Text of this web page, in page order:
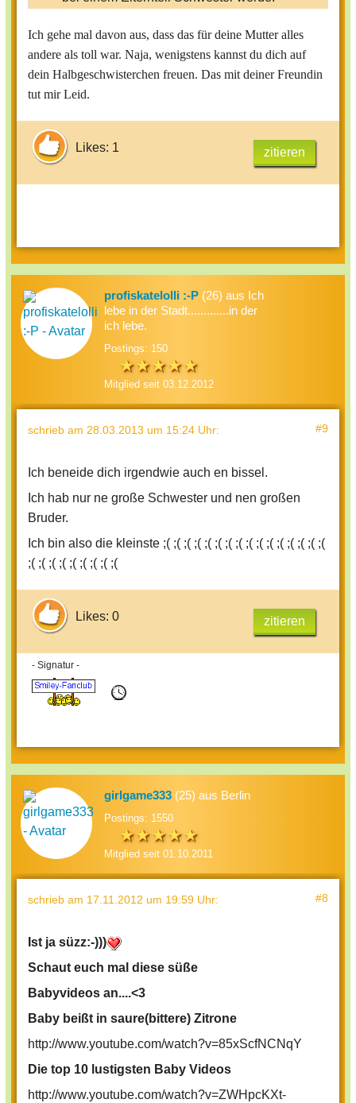
Ich hoffe bloß, dass alles gut geht
Meine Freundin hat ihr Geschwisterchen
ein paar Minuten nach der Geburt
verloren, aber daran will ich gar
Viel Spaß mit deinem Bruder,
lg Prim
Ich gehe mal davon aus, dass das für deine Mutter alles
andere als toll war. Naja, wenigstens kannst du dich auf
dein Halbgeschwisterchen freuen. Das mit deiner Freundin
tut mir Leid.
Likes: 1 zitieren
profiskatelolli :-P (26) aus Ich
lebe in der Stadt.............in der
ich lebe.
Postings: 150
Mitglied seit 03.12.2012
schrieb am 28.03.2013 um 15:24 Uhr: #9
Ich beneide dich irgendwie auch en bissel.
Ich hab nur ne große Schwester und nen großen
Bruder.
Ich bin also die kleinste ;( ;( ;( ;( ;( ;( ;( ;( ;( ;( ;( ;( ;( ;( ;( ;(
;( ;( ;( ;( ;( ;( ;( ;( ;(
Likes: 0 zitieren
- Signatur -
girlgame333 (25) aus Berlin
Postings: 1550
Mitglied seit 01.10.2011
schrieb am 17.11.2012 um 19:59 Uhr: #8
Ist ja süzz:-)))
Schaut euch mal diese süße
Babyvideos an....<3
Baby beißt in saure(bittere) Zitrone
http://www.youtube.com/watch?v=85xScfNCNqY
Die top 10 lustigsten Baby Videos
http://www.youtube.com/watch?v=ZWHpcKXt-